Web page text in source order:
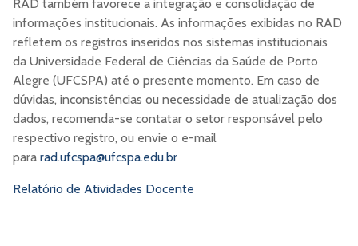
RAD também favorece a integração e consolidação de
informações institucionais. As informações exibidas no RAD
refletem os registros inseridos nos sistemas institucionais
da Universidade Federal de Ciências da Saúde de Porto
Alegre (UFCSPA) até o presente momento. Em caso de
dúvidas, inconsistências ou necessidade de atualização dos
dados, recomenda-se contatar o setor responsável pelo
respectivo registro, ou envie o e-mail
para rad.ufcspa@ufcspa.edu.br
Relatório de Atividades Docente